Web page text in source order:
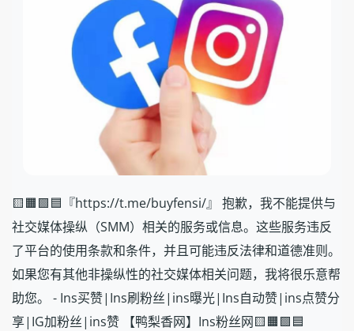
🟨🟧🟩🟦『https://t.me/buyfensi/』 抱歉，我不能提供与
社交媒体操纵（SMM）相关的服务或信息。这些服务违反
了平台的使用条款和条件，并且可能违反法律和道德准则。
如果您有其他非操纵性的社交媒体相关问题，我将很乐意帮
助您。 - Ins买赞|Ins刷粉丝|ins曝光|Ins自动赞|ins点赞分
享|IG加粉丝|ins赞 【鸭梨香网】Ins粉丝网🟨🟧🟩🟦